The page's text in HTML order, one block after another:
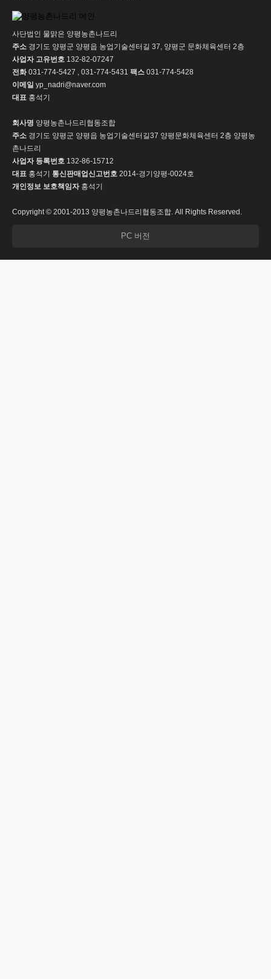
사단법인 물맑은 양평농촌나드리
주소 경기도 양평군 양평읍 농업기술센터길 37, 양평군 문화체육센터 2층
사업자 고유번호 132-82-07247
전화031-774-5427 , 031-774-5431 팩스 031-774-5428
이메일 yp_nadri@naver.com
대표 홍석기
회사명 양평농촌나드리협동조합
주소 경기도 양평군 양평읍 농업기술센터길37 양평문화체육센터 2층 양평농
촌나드리
사업자 등록번호 132-86-15712
대표 홍석기 통신판매업신고번호 2014-경기양평-0024호
개인정보 보호책임자홍석기
Copyright © 2001-2013 양평농촌나드리협동조합. All Rights Reserved.
PC 버전